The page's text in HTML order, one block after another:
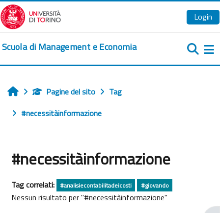
Vai al contenuto principale
Login
Scuola di Management e Economia
HomePagine del sito
Tag
#necessitàinformazione
#necessitàinformazione
Tag correlati: #analisiecontabilitadeicosti #giovando
Nessun risultato per "#necessitàinformazione"